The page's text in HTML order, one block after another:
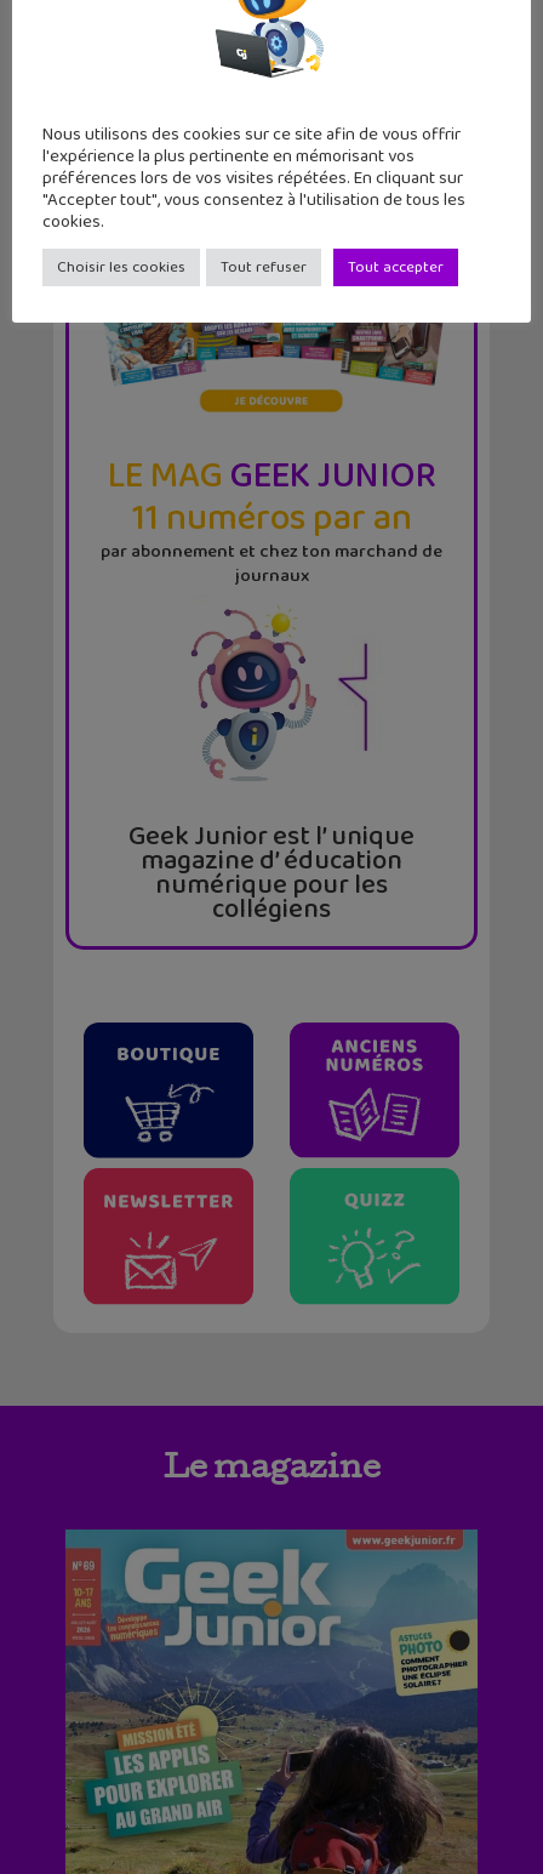
LE MAGGEEK JUNIOR
11 numéros par an
par abonnement et chez ton marchand de
journaux
Geek Junior est l’ unique
magazine d’ éducation
numérique pour les
collégiens
Le magazine
Nous utilisons des cookies sur ce site afin de vous offrir
l'expérience la plus pertinente en mémorisant vos
préférences lors de vos visites répétées. En cliquant sur
"Accepter tout", vous consentez à l'utilisation de tous les
cookies.
Choisir les cookies Tout refuser Tout accepter